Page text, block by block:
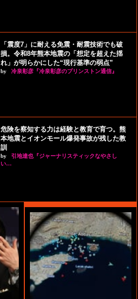
「震度7」に耐える免震・耐震技術でも破
損。令和8年熊本地震の「想定を超えた揺
れ」が明らかにした“現行基準の弱点”
by 冷泉彰彦『冷泉彰彦のプリンストン通信』
危険を察知する力は経験と教育で育つ。熊
本地震とイオンモール爆発事故が残した教
訓
by
引地達也『ジャーナリスティックなやさし
い…